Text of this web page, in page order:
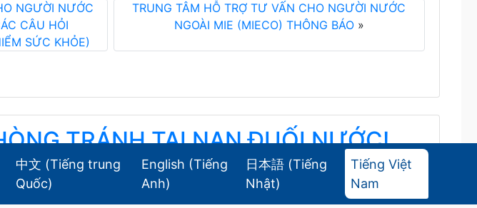
NGƯỜI NƯỚC
CÂU HỎI
SỨC KHỎE)
TRUNG TÂM HỖ TRỢ TƯ VẤN CHO NGƯỜI NƯỚC
NGOÀI MIE (MIECO) THÔNG BÁO»
TRÁNH TAI NẠN ĐUỐI NƯỚC!
中文 (Tiếng trung
Quốc)
English (Tiếng
Anh)
日本語 (Tiếng
Nhật)
Tiếng Việt
Nam